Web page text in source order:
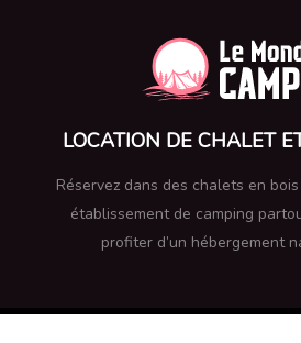
LOCATION DE CHALET
Réservez dans des chalets en
établissement de camping
profiter d’un hébergement